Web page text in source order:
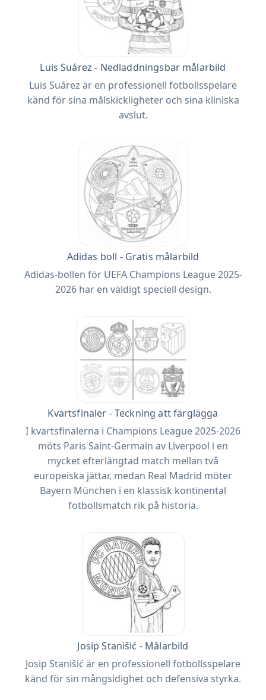
Luis Suárez - Nedladdningsbar målarbild
Luis Suárez är en professionell fotbollsspelare
känd för sina målskickligheter och sina kliniska
avslut.
Adidas boll - Gratis målarbild
Adidas-bollen för UEFA Champions League 2025-
2026 har en väldigt speciell design.
Kvartsfinaler - Teckning att färglägga
I kvartsfinalerna i Champions League 2025-2026
möts Paris Saint-Germain av Liverpool i en
mycket efterlängtad match mellan två
europeiska jättar, medan Real Madrid möter
Bayern München i en klassisk kontinental
fotbollsmatch rik på historia.
Josip Stanišić - Målarbild
Josip Stanišić är en professionell fotbollsspelare
känd för sin mångsidighet och defensiva styrka.